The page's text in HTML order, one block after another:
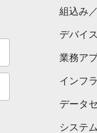
組込み
デバイ
業務ア
インフ
データ
システ